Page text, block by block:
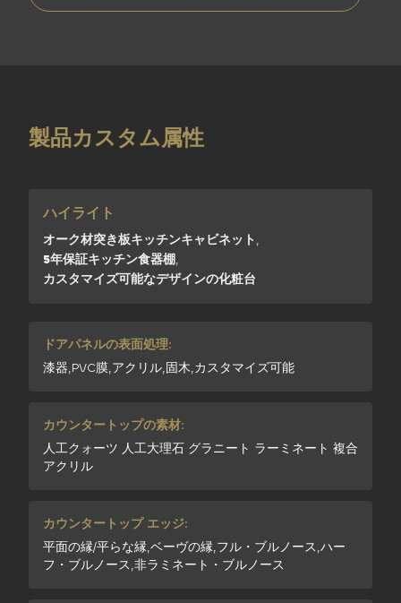
製品カスタム属性
ハイライト
オーク材突き板キッチンキャビネット ,
5年保証キッチン食器棚,
カスタマイズ可能なデザインの化粧台
ドアパネルの表面処理:
漆器,PVC膜,アクリル,固木,カスタマイズ可能
カウンタートップの素材:
人工クォーツ 人工大理石 グラニート ラーミネート 複合
アクリル
カウンタートップ エッジ:
平面の縁/平らな縁,ベーヴの縁,フル・ブルノース,ハー
フ・ブルノース,非ラミネート・ブルノース